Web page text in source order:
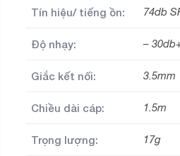
Tín hiệu/ tiếng ồn: 74db
Độ nhạy: –
Giắc kết nối: 3.5mm
Chiều dài cáp: 1.5m
Trọng lượng: 17g